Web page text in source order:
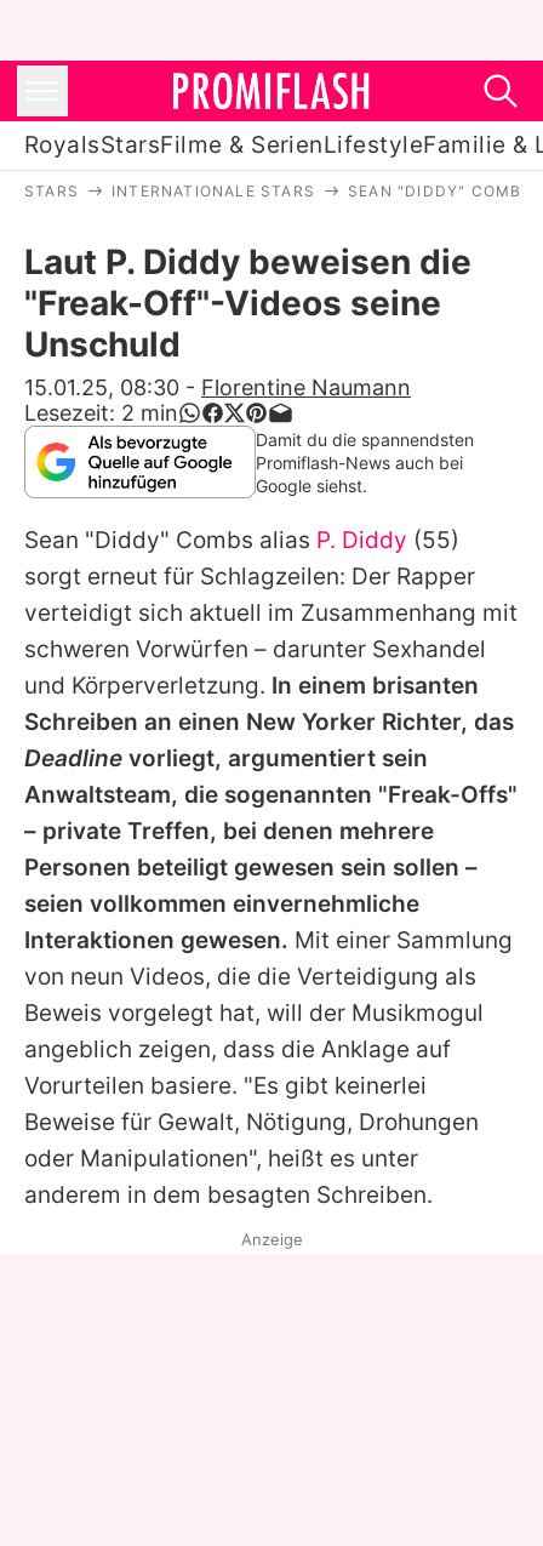
RoyalsStarsFilme & SerienLifestyleFamilie &
Stars
Filme & Serien
Lifestyle
Familie & Liebe
Promiflash Exklusiv
Alle Themen auf Promiflash
Jobs
App runterladen
Team
Redaktionelle Richtlinien
Impressum
Datenschutzerklärung
Utiq verwalten
STARS INTERNATIONALE STARS SEAN "DIDDY" COMBS
Laut P. Diddy beweisen die
"Freak-Off"-Videos seine
Unschuld
15.01.25, 08:30 - Florentine Naumann
Lesezeit: 2 min
Damit du die spannendsten
Promiflash-News auch bei
Google siehst.
Sean "Diddy" Combs alias P. Diddy (55)
sorgt erneut für Schlagzeilen: Der Rapper
verteidigt sich aktuell im Zusammenhang mit
schweren Vorwürfen – darunter Sexhandel
und Körperverletzung. In einem brisanten
Schreiben an einen New Yorker Richter, das
Deadline vorliegt, argumentiert sein
Anwaltsteam, die sogenannten "Freak-Offs"
– private Treffen, bei denen mehrere
Personen beteiligt gewesen sein sollen –
seien vollkommen einvernehmliche
Interaktionen gewesen. Mit einer Sammlung
von neun Videos, die die Verteidigung als
Beweis vorgelegt hat, will der Musikmogul
angeblich zeigen, dass die Anklage auf
Vorurteilen basiere. "Es gibt keinerlei
Beweise für Gewalt, Nötigung, Drohungen
oder Manipulationen", heißt es unter
anderem in dem besagten Schreiben.
Anzeige